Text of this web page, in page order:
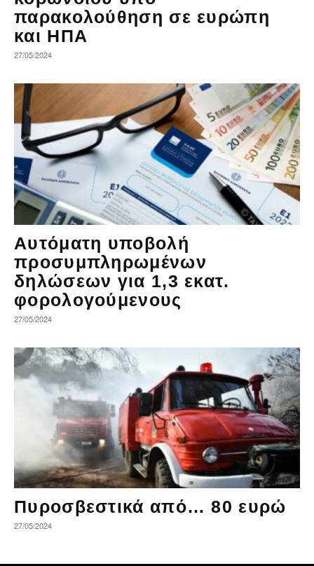
παρακολούθηση σε ευρώπη
και ΗΠΑ
27/05/2024
Αυτόματη υποβολή
προσυμπληρωμένων
δηλώσεων για 1,3 εκατ.
φορολογούμενους
27/05/2024
Πυροσβεστικά από… 80 ευρώ
27/05/2024